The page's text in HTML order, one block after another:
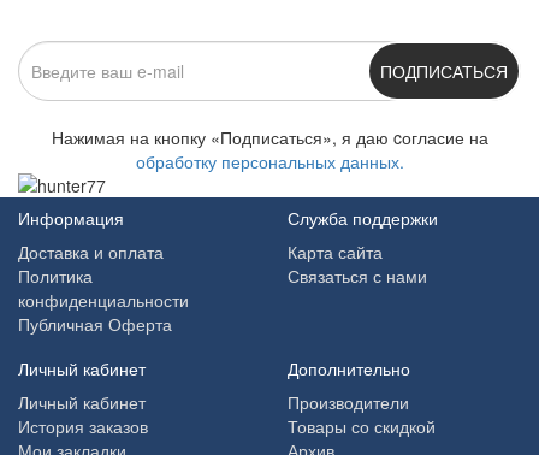
ПОДПИСАТЬСЯ
Нажимая на кнопку «Подписаться», я даю cогласие на
обработку персональных данных.
Информация
Доставка и оплата
Политика
конфиденциальности
Публичная Оферта
Служба поддержки
Карта сайта
Связаться с нами
Личный кабинет
Личный кабинет
История заказов
Мои закладки
Дополнительно
Производители
Товары со скидкой
Архив